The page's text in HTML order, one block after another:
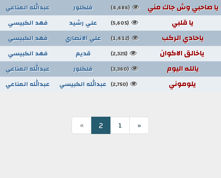
يا صاحبي وش جاك مني (4,686) فلكلور عبدالله المناعي
يا قلبي (5,605) علي رشيد فهد الكبيسي
ياحادي الركب (1,412) علي الانصاري فهد الكبيسي
ياخالق الاكوان (2,325) قديم فهد الكبيسي
يالله اليوم (3,360) فلكلور عبدالله المناعي
يلوموني (2,750) عبدالله الكبيسي عبدالله المناعي
«
1
2
»